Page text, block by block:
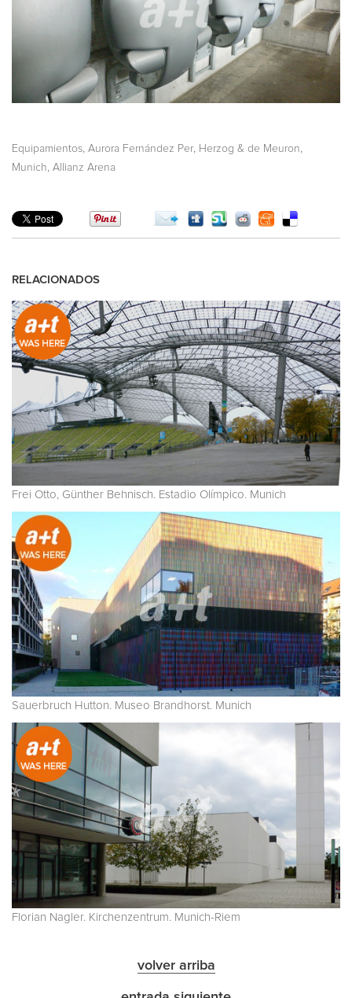
Equipamientos Aurora Fernández Per Herzog & de Meuron
Munich Allianz Arena
RELACIONADOS
Frei Otto, Günther Behnisch. Estadio Olímpico. Munich
Sauerbruch Hutton. Museo Brandhorst. Munich
Florian Nagler. Kirchenzentrum. Munich-Riem
volver arriba